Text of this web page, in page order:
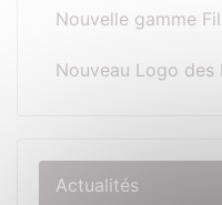
Nouvelle gamme
Nouveau Logo des
Actualités